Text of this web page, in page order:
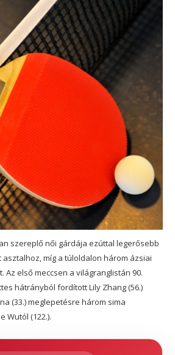
szereplő női gárdája ezúttal legerősebb
míg a túloldalon három ázsiai
Az első meccsen a világranglistán 90.
hátrányból fordított Lily Zhang (56.)
(33.) meglepetésre három sima
Wutól (122.).